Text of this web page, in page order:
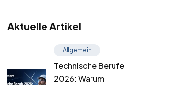
Aktuelle Artikel
Allgemein
Technische Berufe
2026: Warum